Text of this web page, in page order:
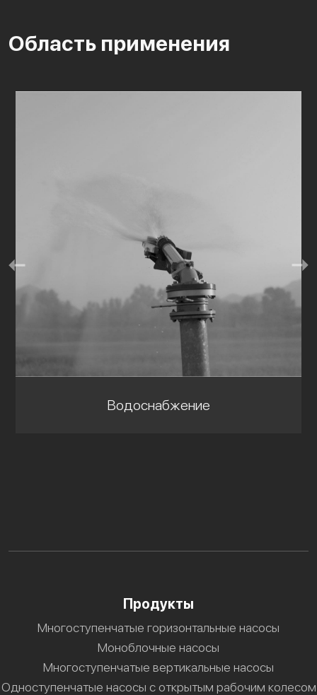
Область применения
Водоснабжение
Продукты
Многоступенчатые горизонтальные насосы
Моноблочные насосы
Многоступенчатые вертикальные насосы
Одноступенчатые насосы с открытым рабочим колесом